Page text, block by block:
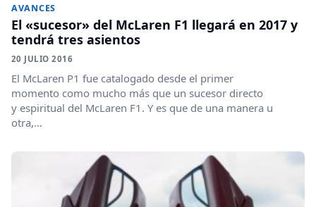
AVANCES
El «sucesor» del McLaren F1 llegará en 2017 y
tendrá tres asientos
20 JULIO 2016
El McLaren P1 fue catalogado desde el primer
momento como mucho más que un sucesor directo
y espiritual del McLaren F1. Y es que de una manera u
otra,...